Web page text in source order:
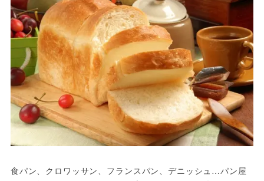
食パン、クロワッサン、フランスパン、デニッシュ…パン屋